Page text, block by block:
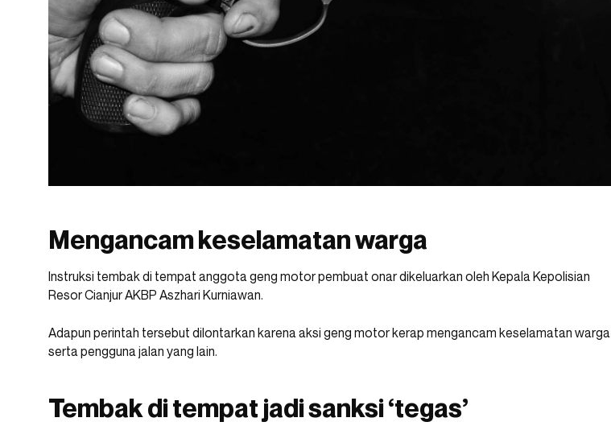
Mengancam keselamatan warga
Instruksi tembak di tempat anggota geng motor pembuat onar dikeluarkan oleh Kepala Kepolisian
Resor Cianjur AKBP Aszhari Kurniawan.
Adapun perintah tersebut dilontarkan karena aksi geng motor kerap mengancam keselamatan warga
serta pengguna jalan yang lain.
Tembak di tempat jadi sanksi ‘tegas’